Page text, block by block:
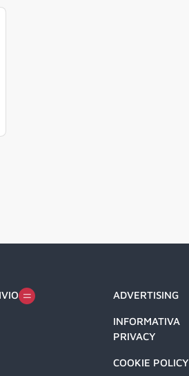
ADVERTISING
INFORMATIVA
PRIVACY
COOKIE POLICY